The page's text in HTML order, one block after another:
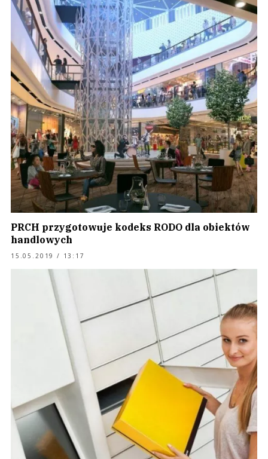
PRCH przygotowuje kodeks RODO dla obiektów
handlowych
15.05.2019 / 13:17